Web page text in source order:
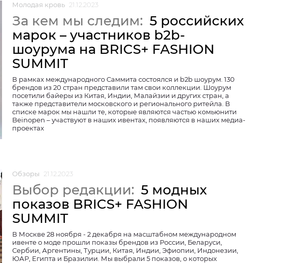
Молодая кровь 21.12.2023
За кем мы следим: 5 российских
марок – участников b2b-
шоурума на BRICS+ FASHION
SUMMIT
В рамках международного Саммита состоялся и b2b шоурум. 130
брендов из 20 стран представили там свои коллекции. Шоурум
посетили байеры из Китая, Индии, Малайзии и других стран, а
также представители московского и регионального ритейла. В
списке марок мы нашли те, которые являются частью комьюнити
Beinopen – участвуют в наших ивентах, появляются в наших медиа-
проектах
Обзоры 21.12.2023
Выбор редакции: 5 модных
показов BRICS+ FASHION
SUMMIT
В Москве 28 ноября - 2 декабря на масштабном международном
ивенте о моде прошли показы брендов из России, Беларуси,
Сербии, Аргентины, Турции, Китая, Индии, Эфиопии, Индонезии,
ЮАР, Египта и Бразилии. Мы выбрали 5 показов, о которых